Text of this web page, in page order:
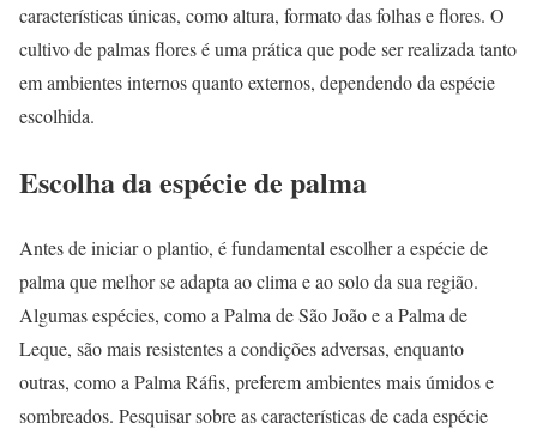
características únicas, como altura, formato das folhas e flores. O
cultivo de palmas flores é uma prática que pode ser realizada tanto
em ambientes internos quanto externos, dependendo da espécie
escolhida.
Escolha da espécie de palma
Antes de iniciar o plantio, é fundamental escolher a espécie de
palma que melhor se adapta ao clima e ao solo da sua região.
Algumas espécies, como a Palma de São João e a Palma de
Leque, são mais resistentes a condições adversas, enquanto
outras, como a Palma Ráfis, preferem ambientes mais úmidos e
sombreados. Pesquisar sobre as características de cada espécie